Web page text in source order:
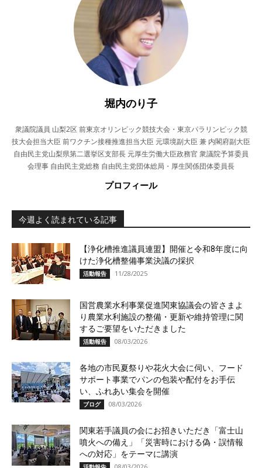
堀内のり子
衆議院議員 山梨2区 前東京オリンピック競技大会・東京パラリンピック競
技大会担当大臣 前ワクチン接種推進担当大臣 元環境副大臣 兼 内閣府副大臣
自由民主党山梨県第二選挙区支部長 元厚生労働大臣政務官 衆議院予算委員
会理事 自由民主党総務 自由民主党団体総局・厚生関係団体委員長
プロフィール
今週よく読まれている記事
【浄化槽推進議員連盟】開催と令和8年度に向
けた浄化槽整備事業決議の採択
活動報告 11/28/2025
国営農業水利事業促進関東協議会の皆さまよ
り農業水利施設の整備・更新や維持管理に関
するご要望をいただきました
活動報告 08/03/2026
各地の市民夏祭りや花火大会に伺い、フード
サポート事業でパンの包装や配付をお手伝
い、ふれあい集会を開催
ブログ 08/03/2026
関東若手議員の会にお招きいただき「富士山
噴火への備え」「災害時における偽・誤情報
への対応」をテーマに講演